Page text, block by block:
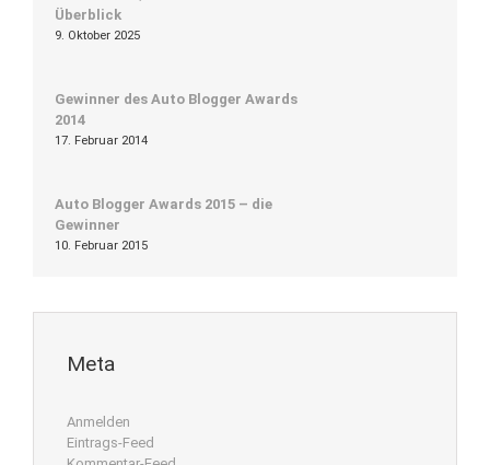
Überblick
9. Oktober 2025
Gewinner des Auto Blogger Awards
2014
17. Februar 2014
Auto Blogger Awards 2015 – die
Gewinner
10. Februar 2015
Meta
Anmelden
Eintrags-Feed